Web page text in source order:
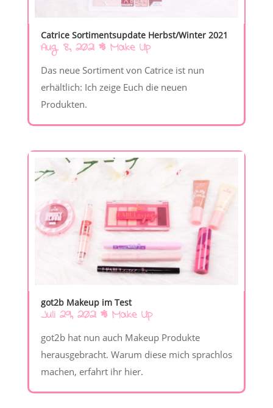
Catrice Sortimentsupdate Herbst/Winter 2021
Aug. 8, 2021| Make Up
Das neue Sortiment von Catrice ist nun
erhältlich: Ich zeige Euch die neuen
Produkten.
got2b Makeup im Test
Juli 29, 2021| Make Up
got2b hat nun auch Makeup Produkte
herausgebracht. Warum diese mich sprachlos
machen, erfahrt ihr hier.